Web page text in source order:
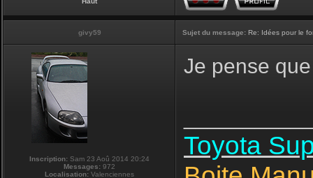
givy59 Sujet du message: Re: Idées pour le
Inscription: Sam 23 Aoû 2014 20:24
Messages: 972
Localisation: Valenciennes
Je pense
Toyota